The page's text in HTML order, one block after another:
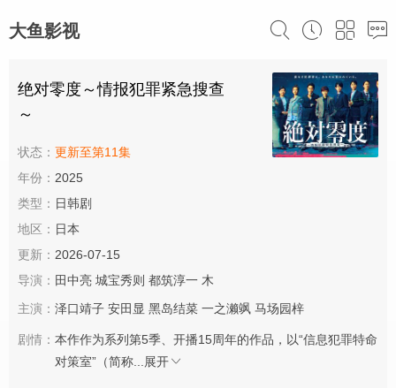
大鱼影视
绝对零度～情报犯罪紧急搜查
～
状态： 更新至第11集
年份： 2025
类型： 日韩剧
地区： 日本
更新： 2026-07-15
导演： 田中亮 城宝秀则 都筑淳一 木
主演： 泽口靖子 安田显 黑岛结菜 一之濑飒 马场园梓
剧情： 本作作为系列第5季、开播15周年的作品，以“信息犯罪特命
对策室”（简称...
展开